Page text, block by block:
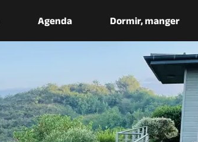
Agenda Dormir, manger